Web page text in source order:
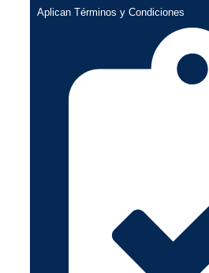
Aplican Términos y Condiciones